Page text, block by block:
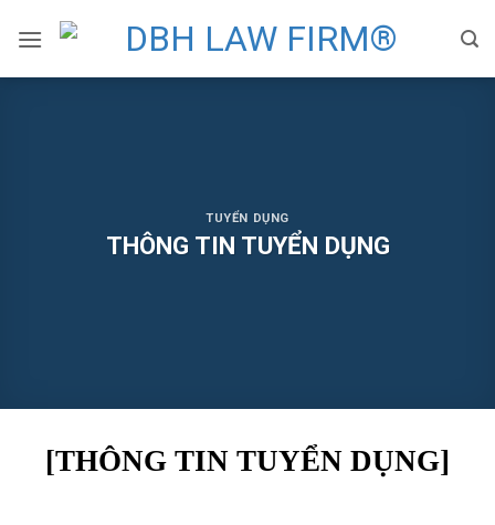
TUYỂN DỤNG
THÔNG TIN TUYỂN DỤNG
[THÔNG TIN TUYỂN DỤNG]